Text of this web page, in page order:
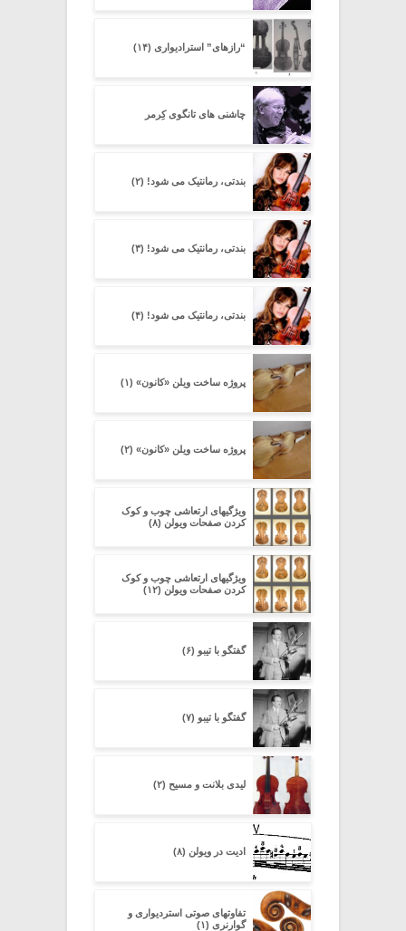
“رازهای” استرادیواری (۱۴)
چاشنی های تانگوی کِرِمر
بندتی، رمانتیک می شود! (۲)
بندتی، رمانتیک می شود! (۳)
بندتی، رمانتیک می شود! (۴)
پروژه ساخت ویلن «کانون» (۱)
پروژه ساخت ویلن «کانون» (۲)
ویژگیهای ارتعاشی چوب و کوک
کردن صفحات ویولن (۸)
ویژگیهای ارتعاشی چوب و کوک
کردن صفحات ویولن (۱۲)
گفتگو با تیبو (۶)
گفتگو با تیبو (۷)
لیدی بلانت و مسیح (۲)
ادیت در ویولن (۸)
تفاوتهای صوتی استردیواری و
گوارنری (۱)